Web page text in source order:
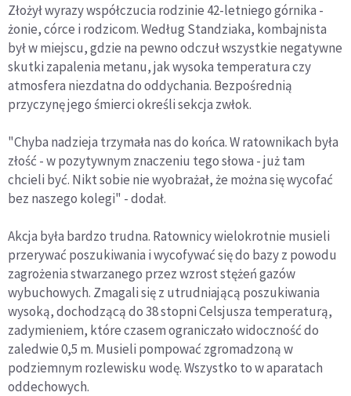
Złożył wyrazy współczucia rodzinie 42-letniego górnika -
żonie, córce i rodzicom. Według Standziaka, kombajnista
był w miejscu, gdzie na pewno odczuł wszystkie negatywne
skutki zapalenia metanu, jak wysoka temperatura czy
atmosfera niezdatna do oddychania. Bezpośrednią
przyczynę jego śmierci określi sekcja zwłok.
"Chyba nadzieja trzymała nas do końca. W ratownikach była
złość - w pozytywnym znaczeniu tego słowa - już tam
chcieli być. Nikt sobie nie wyobrażał, że można się wycofać
bez naszego kolegi" - dodał.
Akcja była bardzo trudna. Ratownicy wielokrotnie musieli
przerywać poszukiwania i wycofywać się do bazy z powodu
zagrożenia stwarzanego przez wzrost stężeń gazów
wybuchowych. Zmagali się z utrudniającą poszukiwania
wysoką, dochodzącą do 38 stopni Celsjusza temperaturą,
zadymieniem, które czasem ograniczało widoczność do
zaledwie 0,5 m. Musieli pompować zgromadzoną w
podziemnym rozlewisku wodę. Wszystko to w aparatach
oddechowych.